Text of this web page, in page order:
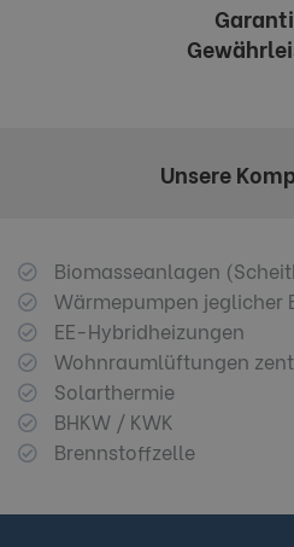
Unsere
Biomasseanlagen
Wärmepumpen jeglicher
EE-Hybridheizungen
Wohnraumlüftungen
Solarthermie
BHKW / KWK
Brennstoffzelle